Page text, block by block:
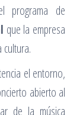
programa de
que la empresa
el entorno,
abierto al
de la música